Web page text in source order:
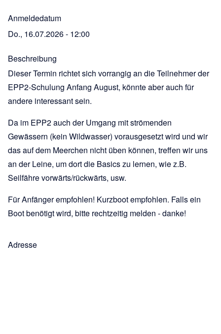
Anmeldedatum
Do., 16.07.2026 - 12:00
Beschreibung
Dieser Termin richtet sich vorrangig an die Teilnehmer der
EPP2-Schulung Anfang August, könnte aber auch für
andere interessant sein.
Da im EPP2 auch der Umgang mit strömenden
Gewässern (kein Wildwasser) vorausgesetzt wird und wir
das auf dem Meerchen nicht üben können, treffen wir uns
an der Leine, um dort die Basics zu lernen, wie z.B.
Seilfähre vorwärts/rückwärts, usw.
Für Anfänger empfohlen! Kurzboot empfohlen. Falls ein
Boot benötigt wird, bitte rechtzeitig melden - danke!
Adresse